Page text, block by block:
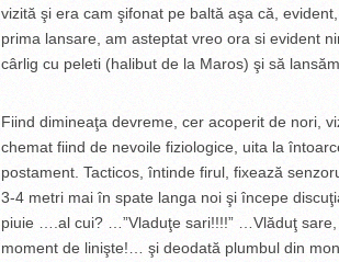
vizită şi era cam şifonat pe baltă aşa că,
prima lansare, am asteptat vreo ora si evident
cârlig cu peleti (halibut de la Maros) şi să
Fiind dimineaţa devreme, cer acoperit de nori,
chemat fiind de nevoile fiziologice, uita la
postament. Tacticos, întinde firul, fixează
3-4 metri mai în spate langa noi şi începe
piuie ….al cui? …”Vladuţe sari!!!!” …Vlăduţ
moment de linişte!… şi deodată plumbul din